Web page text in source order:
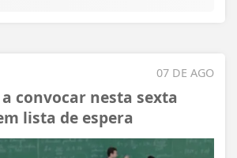
07 DE AGO
convocar nesta sexta
lista de espera